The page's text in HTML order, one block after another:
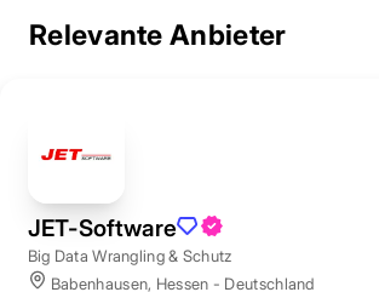
Relevante Anbieter
JET-Software
Big Data Wrangling & Schutz
Babenhausen, Hessen - Deutschland